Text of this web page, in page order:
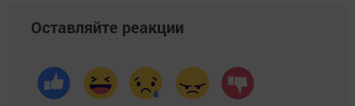
Оставляйте реакции